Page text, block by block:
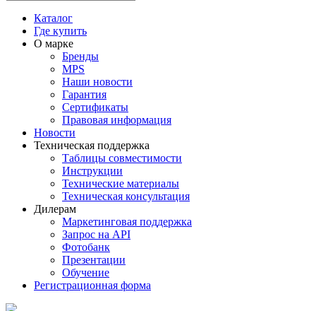
Каталог
Где купить
О марке
Бренды
MPS
Наши новости
Гарантия
Сертификаты
Правовая информация
Новости
Техническая поддержка
Таблицы совместимости
Инструкции
Технические материалы
Техническая консультация
Дилерам
Маркетинговая поддержка
Запрос на API
Фотобанк
Презентации
Обучение
Регистрационная форма